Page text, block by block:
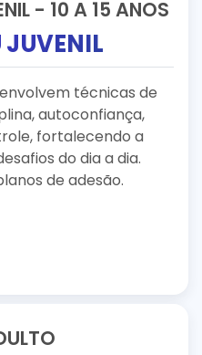
- 10 A 15 ANOS
técnicas de
autoconfiança,
fortalecendo a
do dia a dia.
de adesão.